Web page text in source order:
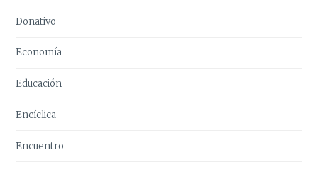
Donativo
Economía
Educación
Encíclica
Encuentro